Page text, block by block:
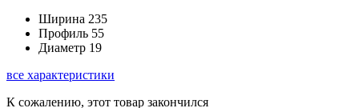
Ширина 235
Профиль 55
Диаметр 19
все характеристики
К сожалению, этот товар закончился